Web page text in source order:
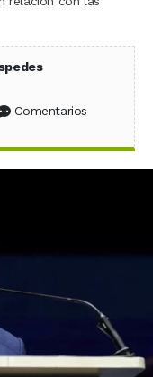
Facebook
en X (Twitter)
en WhatsApp
Comentarios